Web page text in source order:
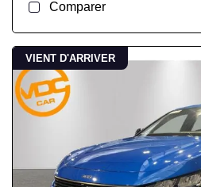
Comparer
VIENT D'ARRIVER